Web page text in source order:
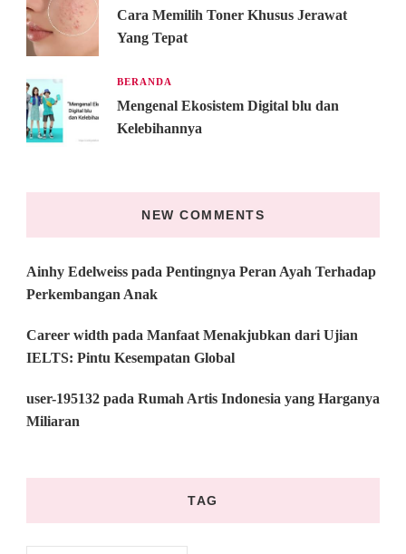
Cara Memilih Toner Khusus Jerawat
Yang Tepat
BERANDA
Mengenal Ekosistem Digital blu dan
Kelebihannya
NEW COMMENTS
Ainhy Edelweiss pada Pentingnya Peran Ayah Terhadap
Perkembangan Anak
Career width pada Manfaat Menakjubkan dari Ujian
IELTS: Pintu Kesempatan Global
user-195132 pada Rumah Artis Indonesia yang Harganya
Miliaran
TAG